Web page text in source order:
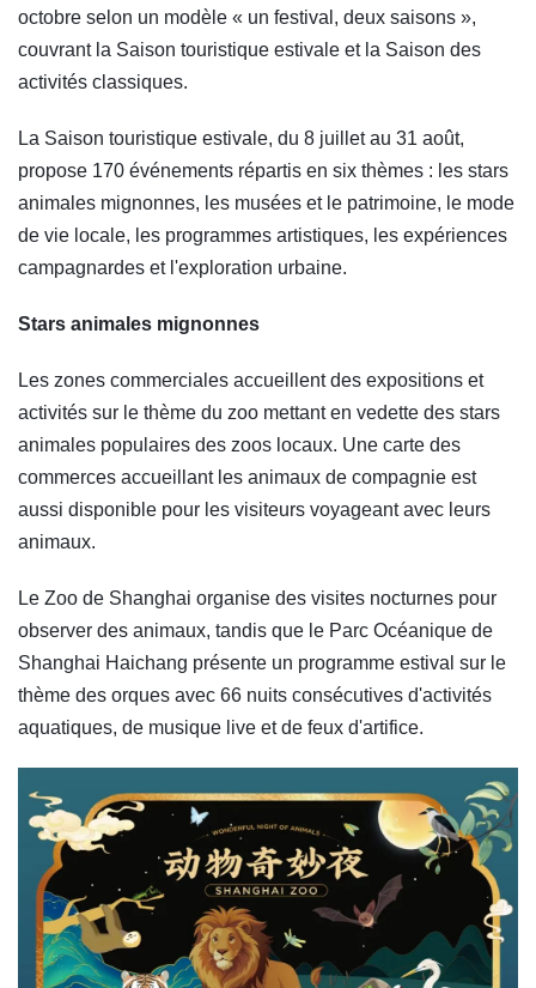
octobre selon un modèle « un festival, deux saisons »,
couvrant la Saison touristique estivale et la Saison des
activités classiques.
La Saison touristique estivale, du 8 juillet au 31 août,
propose 170 événements répartis en six thèmes : les stars
animales mignonnes, les musées et le patrimoine, le mode
de vie locale, les programmes artistiques, les expériences
campagnardes et l'exploration urbaine.
Stars animales mignonnes
Les zones commerciales accueillent des expositions et
activités sur le thème du zoo mettant en vedette des stars
animales populaires des zoos locaux. Une carte des
commerces accueillant les animaux de compagnie est
aussi disponible pour les visiteurs voyageant avec leurs
animaux.
Le Zoo de Shanghai organise des visites nocturnes pour
observer des animaux, tandis que le Parc Océanique de
Shanghai Haichang présente un programme estival sur le
thème des orques avec 66 nuits consécutives d'activités
aquatiques, de musique live et de feux d'artifice.